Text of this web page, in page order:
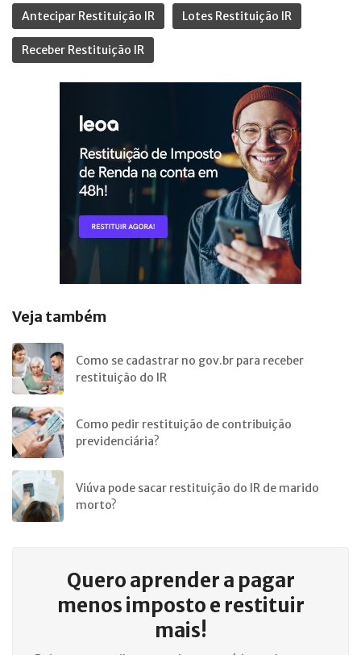
Antecipar Restituição IR Lotes Restituição IR
Receber Restituição IR
Veja também
Como se cadastrar no gov.br para receber
restituição do IR
Como pedir restituição de contribuição
previdenciária?
Viúva pode sacar restituição do IR de marido
morto?
Quero aprender a pagar
menos imposto e restituir
mais!